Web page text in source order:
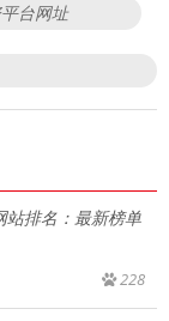
台网址
站排名：最新榜单
228